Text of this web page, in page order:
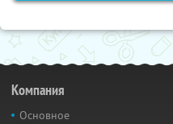
Компания
Основное